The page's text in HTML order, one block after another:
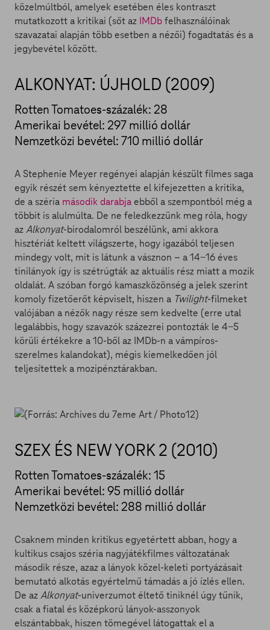
közelmúltból, amelyek esetében éles kontraszt
mutatkozott a kritikai (sőt az IMDbfelhasználóinak
szavazatai alapján több esetben a nézői) fogadtatás és a
jegybevétel között.
ALKONYAT: ÚJHOLD (2009)
Rotten Tomatoes-százalék: 28
Amerikai bevétel: 297 millió dollár
Nemzetközi bevétel: 710 millió dollár
A Stephenie Meyer regényei alapján készült filmes saga
egyik részét sem kényeztette el kifejezetten a kritika,
de a széria második darabja ebből a szempontból még a
többit is alulmúlta. De ne feledkezzünk meg róla, hogy
azAlkonyat-birodalomról beszélünk, ami akkora
hisztériát keltett világszerte, hogy igazából teljesen
mindegy volt, mit is látunk a vásznon – a 14-16 éves
tinilányok így is szétrúgták az aktuális rész miatt a mozik
oldalát. A szóban forgó kamaszközönség a jelek szerint
komoly fizetőerőt képviselt, hiszen a Twilight-filmeket
valójában a nézők nagy része sem kedvelte (erre utal
legalábbis, hogy szavazók százezrei pontozták le 4-5
körüli értékekre a 10-ből az IMDb-n a vámpíros-
szerelmes kalandokat), mégis kiemelkedően jól
teljesítettek a mozipénztárakban.
SZEX ÉS NEW YORK 2 (2010)
Rotten Tomatoes-százalék: 15
Amerikai bevétel: 95 millió dollár
Nemzetközi bevétel: 288 millió dollár
Csaknem minden kritikus egyetértett abban, hogy a
kultikus csajos széria nagyjátékfilmes változatának
második része, azaz a lányok közel-keleti portyázásait
bemutató alkotás egyértelmű támadás a jó ízlés ellen.
De azAlkonyat-univerzumot éltető tiniknél úgy tűnik,
csak a fiatal és középkorú lányok-asszonyok
elszántabbak, hiszen tömegével látogattak el a